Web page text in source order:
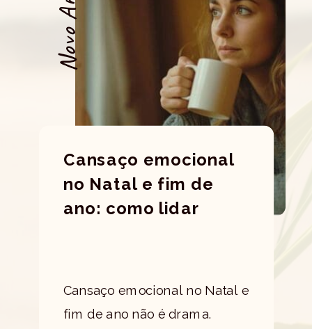
Cansaço emocional
no Natal e fim de
ano: como lidar
Cansaço emocional no Natal e
fim de ano não é drama.